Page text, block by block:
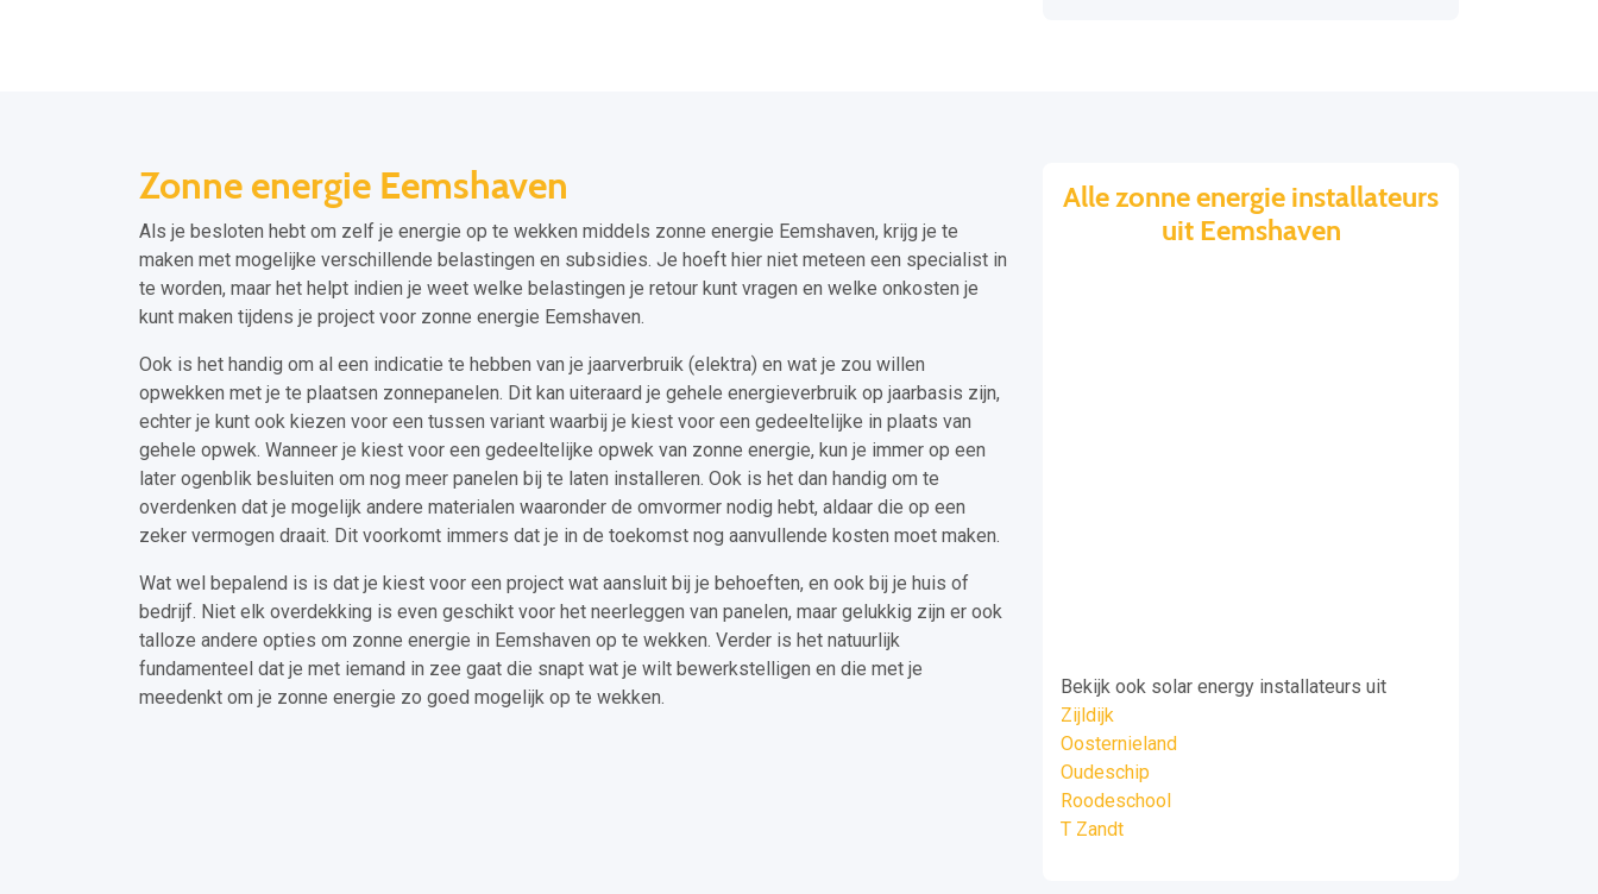
Zonne energie Eemshaven
Als je besloten hebt om zelf je energie op te wekken middels zonne energie Eemshaven, krijg je te
maken met mogelijke verschillende belastingen en subsidies. Je hoeft hier niet meteen een specialist in
te worden, maar het helpt indien je weet welke belastingen je retour kunt vragen en welke onkosten je
kunt maken tijdens je project voor zonne energie Eemshaven.
Ook is het handig om al een indicatie te hebben van je jaarverbruik (elektra) en wat je zou willen
opwekken met je te plaatsen zonnepanelen. Dit kan uiteraard je gehele energieverbruik op jaarbasis zijn,
echter je kunt ook kiezen voor een tussen variant waarbij je kiest voor een gedeeltelijke in plaats van
gehele opwek. Wanneer je kiest voor een gedeeltelijke opwek van zonne energie, kun je immer op een
later ogenblik besluiten om nog meer panelen bij te laten installeren. Ook is het dan handig om te
overdenken dat je mogelijk andere materialen waaronder de omvormer nodig hebt, aldaar die op een
zeker vermogen draait. Dit voorkomt immers dat je in de toekomst nog aanvullende kosten moet maken.
Wat wel bepalend is is dat je kiest voor een project wat aansluit bij je behoeften, en ook bij je huis of
bedrijf. Niet elk overdekking is even geschikt voor het neerleggen van panelen, maar gelukkig zijn er ook
talloze andere opties om zonne energie in Eemshaven op te wekken. Verder is het natuurlijk
fundamenteel dat je met iemand in zee gaat die snapt wat je wilt bewerkstelligen en die met je
meedenkt om je zonne energie zo goed mogelijk op te wekken.
Alle zonne energie installateurs
uit Eemshaven
Bekijk ook solar energy installateurs uit
Zijldijk
Oosternieland
Oudeschip
Roodeschool
T Zandt